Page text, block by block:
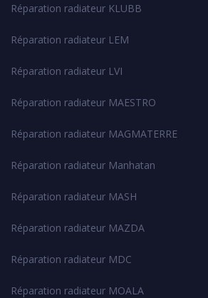
Réparation radiateur KLUBB
Réparation radiateur LEM
Réparation radiateur LVI
Réparation radiateur MAESTRO
Réparation radiateur MAGMATERRE
Réparation radiateur Manhatan
Réparation radiateur MASH
Réparation radiateur MAZDA
Réparation radiateur MDC
Réparation radiateur MOALA